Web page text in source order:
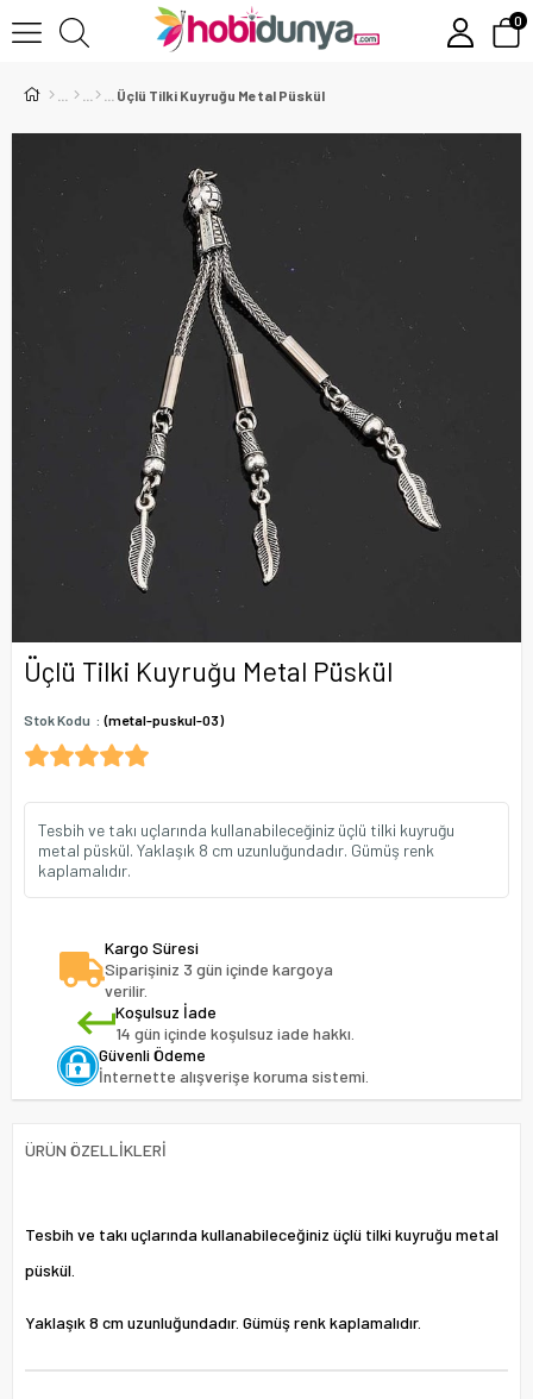
0
Üçlü Tilki Kuyruğu Metal Püskül
Üçlü Tilki Kuyruğu Metal Püskül
Stok Kodu (metal-puskul-03)
Tesbih ve takı uçlarında kullanabileceğiniz üçlü tilki kuyruğu
metal püskül. Yaklaşık 8 cm uzunluğundadır. Gümüş renk
kaplamalıdır.
Kargo Süresi
Siparişiniz 3 gün içinde kargoya
verilir.
Koşulsuz İade
14 gün içinde koşulsuz iade hakkı.
Güvenli Ödeme
İnternette alışverişe koruma sistemi.
ÜRÜN ÖZELLIKLERI
Tesbih ve takı uçlarında kullanabileceğiniz üçlü tilki kuyruğu metal
püskül.
Yaklaşık 8 cm uzunluğundadır. Gümüş renk kaplamalıdır.